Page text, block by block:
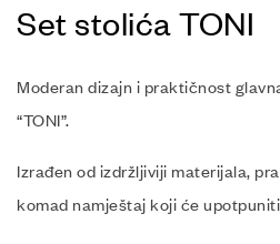
Set stolića TONI
Moderan dizajn i praktičnost
“TONI”.
Izrađen od izdržljiviji materijala,
komad namještaj koji će